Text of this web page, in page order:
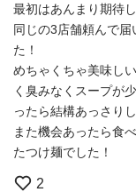
最初はあんまり期待
同じの3店舗頼んで
た！
めちゃくちゃ美味し
く臭みなくスープが
ったら結構あっさり
また機会あったら食
たつけ麺でした！
2